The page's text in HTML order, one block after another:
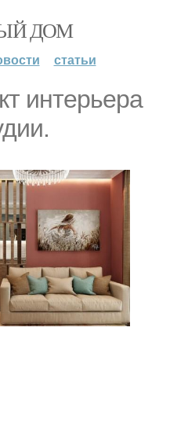
ДОМ
статьи
интерьера